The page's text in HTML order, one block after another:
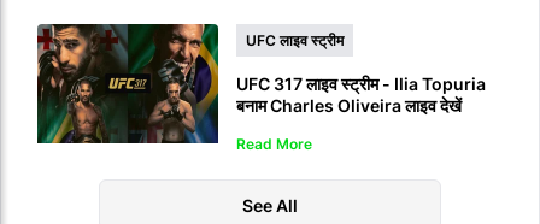
UFC लाइव स्ट्रीम
UFC 317 लाइव स्ट्रीम - Ilia Topuria
बनाम Charles Oliveira लाइव देखें
Read More
See All